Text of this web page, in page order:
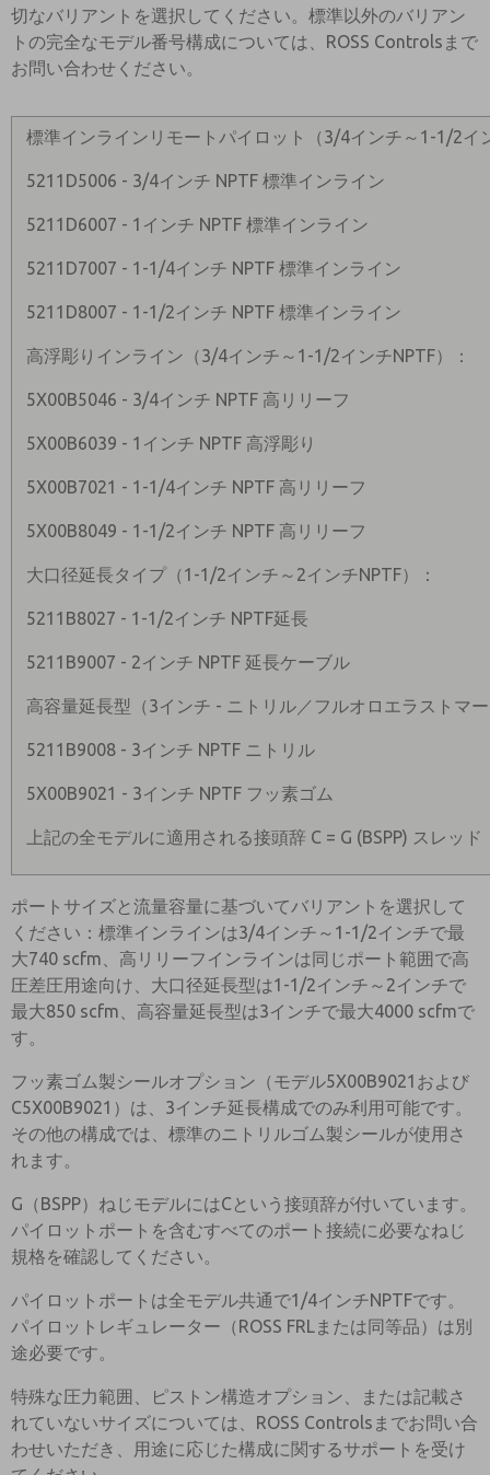
切なバリアントを選択してください。標準以外のバリアン
トの完全なモデル番号構成については、ROSS Controlsまで
お問い合わせください。
標準インラインリモートパイロット（3/4インチ～1-1/2イ
5211D5006 - 3/4インチ NPTF 標準インライン
5211D6007 - 1インチ NPTF 標準インライン
5211D7007 - 1-1/4インチ NPTF 標準インライン
5211D8007 - 1-1/2インチ NPTF 標準インライン
高浮彫りインライン（3/4インチ～1-1/2インチNPTF）：
5X00B5046 - 3/4インチ NPTF 高リリーフ
5X00B6039 - 1インチ NPTF 高浮彫り
5X00B7021 - 1-1/4インチ NPTF 高リリーフ
5X00B8049 - 1-1/2インチ NPTF 高リリーフ
大口径延長タイプ（1-1/2インチ～2インチNPTF）：
5211B8027 - 1-1/2インチ NPTF延長
5211B9007 - 2インチ NPTF 延長ケーブル
高容量延長型（3インチ - ニトリル／フルオロエラストマ
5211B9008 - 3インチ NPTF ニトリル
5X00B9021 - 3インチ NPTF フッ素ゴム
上記の全モデルに適用される接頭辞 C = G (BSPP) スレッド
ポートサイズと流量容量に基づいてバリアントを選択して
ください：標準インラインは3/4インチ～1-1/2インチで最
大740 scfm、高リリーフインラインは同じポート範囲で高
圧差圧用途向け、大口径延長型は1-1/2インチ～2インチで
最大850 scfm、高容量延長型は3インチで最大4000 scfmで
す。
フッ素ゴム製シールオプション（モデル5X00B9021および
C5X00B9021）は、3インチ延長構成でのみ利用可能です。
その他の構成では、標準のニトリルゴム製シールが使用さ
れます。
G（BSPP）ねじモデルにはCという接頭辞が付いています。
パイロットポートを含むすべてのポート接続に必要なねじ
規格を確認してください。
パイロットポートは全モデル共通で1/4インチNPTFです。
パイロットレギュレーター（ROSS FRLまたは同等品）は別
途必要です。
特殊な圧力範囲、ピストン構造オプション、または記載さ
れていないサイズについては、ROSS Controlsまでお問い合
わせいただき、用途に応じた構成に関するサポートを受け